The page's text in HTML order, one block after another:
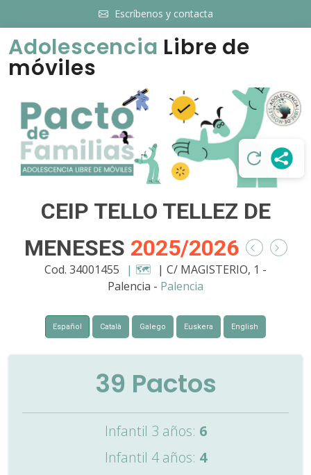
Escríbenos y contacta
Adolescencia Libre de
móviles
CEIP TELLO TELLEZ DE
MENESES 2025/2026
Cod. 34001455 | 🗺️ | C/ MAGISTERIO, 1 -
Palencia - Palencia
Español Català Galego Euskera English
39 Pactos
Infantil 3 años: 6
Infantil 4 años: 4